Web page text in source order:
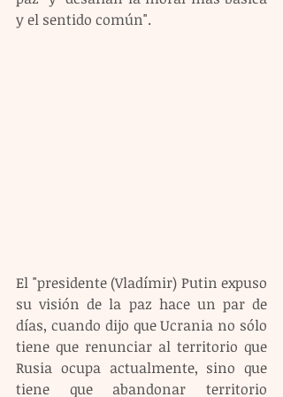
y el sentido común".
El "presidente (Vladímir) Putin expuso
su visión de la paz hace un par de
días, cuando dijo que Ucrania no sólo
tiene que renunciar al territorio que
Rusia ocupa actualmente, sino que
tiene que abandonar territorio